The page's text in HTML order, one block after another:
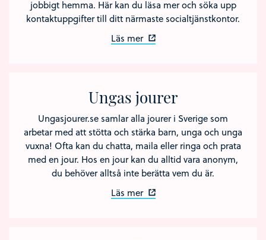
jobbigt hemma. Här kan du läsa mer och söka upp
kontaktuppgifter till ditt närmaste socialtjänstkontor.
Läs mer
Ungas jourer
Ungasjourer.se samlar alla jourer i Sverige som
arbetar med att stötta och stärka barn, unga och unga
vuxna! Ofta kan du chatta, maila eller ringa och prata
med en jour. Hos en jour kan du alltid vara anonym,
du behöver alltså inte berätta vem du är.
Läs mer